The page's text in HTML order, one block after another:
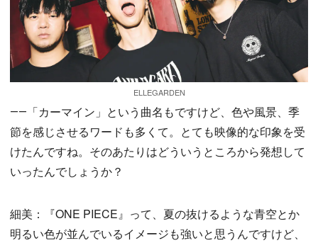
ELLEGARDEN
――「カーマイン」という曲名もですけど、色や風景、季
節を感じさせるワードも多くて。とても映像的な印象を受
けたんですね。そのあたりはどういうところから発想して
いったんでしょうか？
細美：『ONE PIECE』って、夏の抜けるような青空とか
明るい色が並んでいるイメージも強いと思うんですけど、